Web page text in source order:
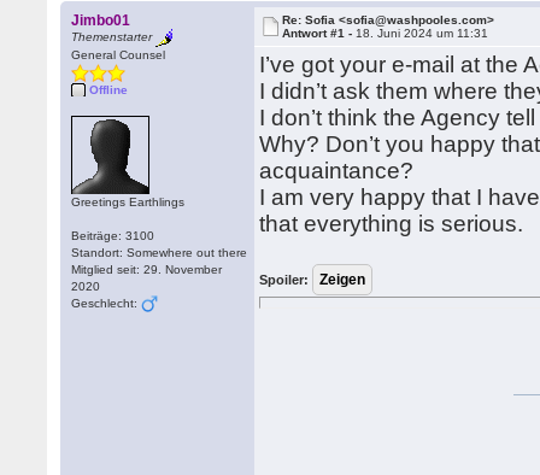
Jimbo01
Themenstarter
General Counsel
Offline
Greetings Earthlings
Beiträge: 3100
Standort: Somewhere out there
Mitglied seit: 29. November
2020
Geschlecht:
Re: Sofia <sofia@washpooles.com>
Antwort #1 - 18. Juni 2024 um 11:31
I’ve got your e-mail at the
I didn’t ask them where
I don’t think the Agency
Why? Don’t you happy
acquaintance?
I am very happy that I
that everything is serious.
Spoiler: